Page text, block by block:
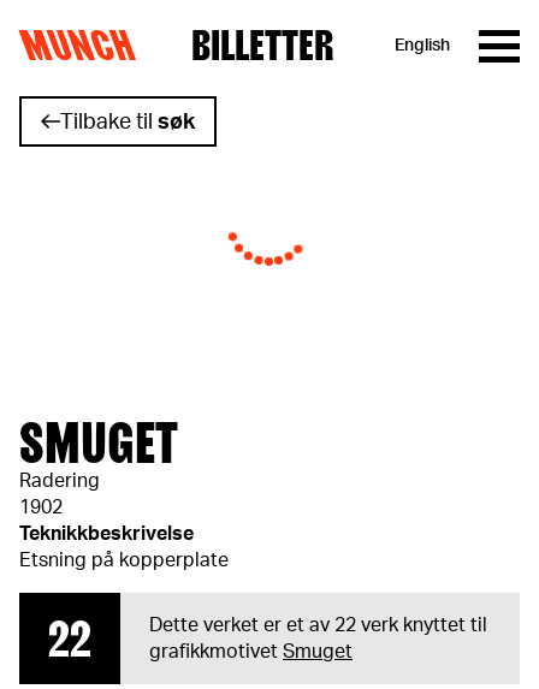
Hopp til innhold
MUNCH BILLETTER English
Tilbake til søk
SMUGET
Radering
1902
Teknikkbeskrivelse
Etsning på kopperplate
22
Dette verket er et av 22 verk knyttet til
grafikkmotivet Smuget